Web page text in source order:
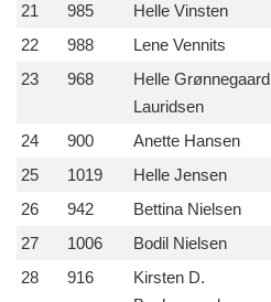
21 985 Helle Vinsten
22
988 Lene Vennits
23
968
Helle Grønnegaard
Lauridsen
24 900 Anette Hansen
25
1019 Helle Jensen
26
942 Bettina Nielsen
27
1006 Bodil Nielsen
28
916
Kirsten D.